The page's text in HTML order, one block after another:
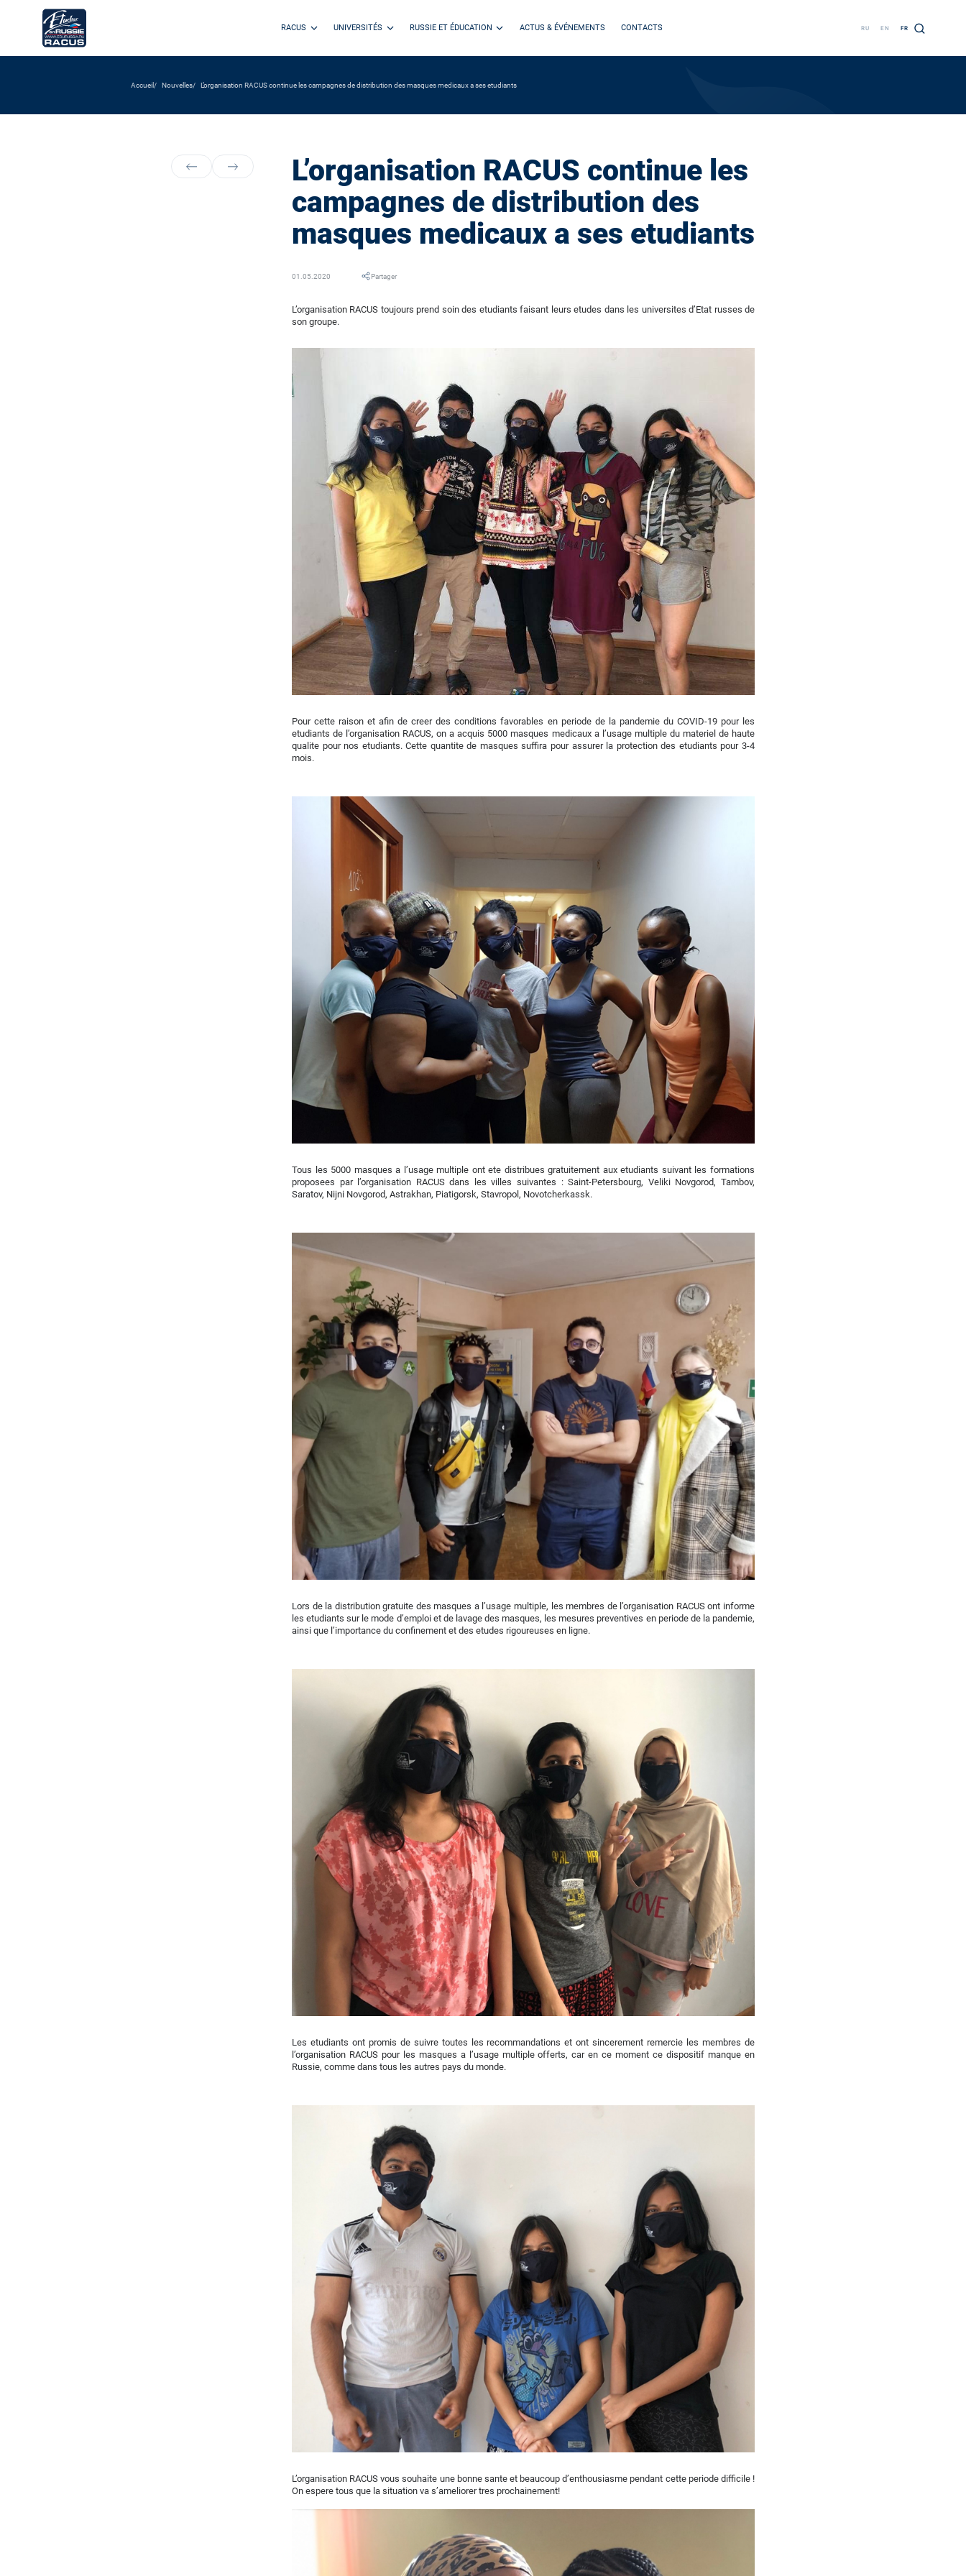
RACUS UNIVERSITÉS RUSSIE ET ÉDUCATION ACTUS & ÉVÉNEMENTS CONTACTS RU EN FR
Accueil Nouvelles L’organisation RACUS continue les campagnes de distribution des masques medicaux a ses etudiants
L’organisation RACUS continue les
campagnes de distribution des
masques medicaux a ses etudiants
01.05.2020 Partager
L’organisation RACUS toujours prend soin des etudiants faisant leurs etudes dans les universites d’Etat russes de
son groupe.
Pour cette raison et afin de creer des conditions favorables en periode de la pandemie du COVID-19 pour les
etudiants de l’organisation RACUS, on a acquis 5000 masques medicaux a l’usage multiple du materiel de haute
qualite pour nos etudiants. Cette quantite de masques suffira pour assurer la protection des etudiants pour 3-4
mois.
Tous les 5000 masques a l’usage multiple ont ete distribues gratuitement aux etudiants suivant les formations
proposees par l’organisation RACUS dans les villes suivantes : Saint-Petersbourg, Veliki Novgorod, Tambov,
Saratov, Nijni Novgorod, Astrakhan, Piatigorsk, Stavropol, Novotcherkassk.
Lors de la distribution gratuite des masques a l’usage multiple, les membres de l’organisation RACUS ont informe
les etudiants sur le mode d’emploi et de lavage des masques, les mesures preventives en periode de la pandemie,
ainsi que l’importance du confinement et des etudes rigoureuses en ligne.
Les etudiants ont promis de suivre toutes les recommandations et ont sincerement remercie les membres de
l’organisation RACUS pour les masques a l’usage multiple offerts, car en ce moment ce dispositif manque en
Russie, comme dans tous les autres pays du monde.
L’organisation RACUS vous souhaite une bonne sante et beaucoup d’enthousiasme pendant cette periode difficile !
On espere tous que la situation va s’ameliorer tres prochainement!